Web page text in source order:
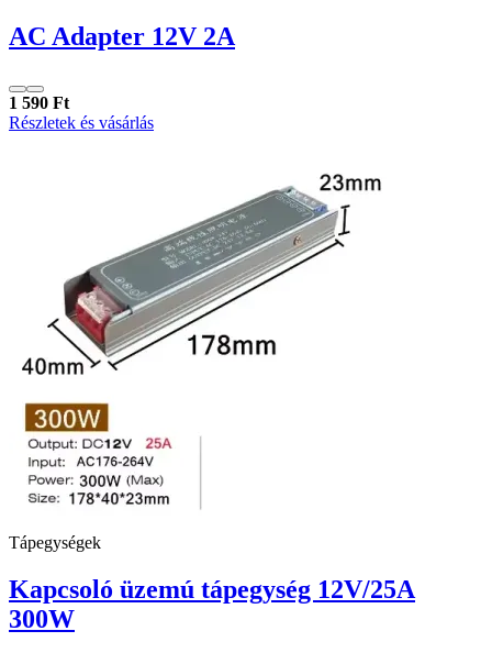
AC Adapter 12V 2A
1 590 Ft
Részletek és vásárlás
Tápegységek
Kapcsoló üzemú tápegység 12V/25A
300W